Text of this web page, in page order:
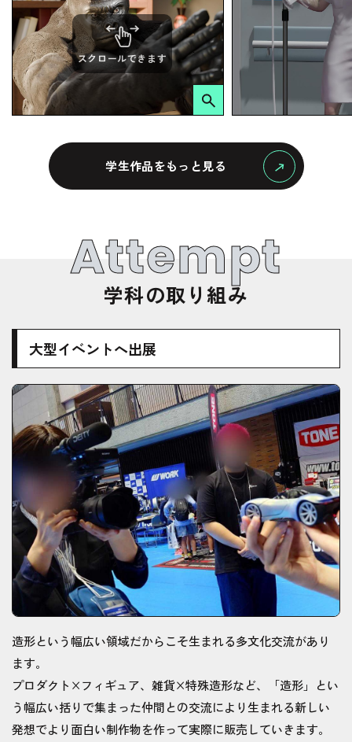
スクロールできます
学生作品をもっと見る
Attempt
学科の取り組み
大型イベントへ出展
造形という幅広い領域だからこそ生まれる多文化交流があり
ます。
プロダクト×フィギュア、雑貨×特殊造形など、「造形」とい
う幅広い括りで集まった仲間との交流により生まれる新しい
発想でより面白い制作物を作って実際に販売していきます。